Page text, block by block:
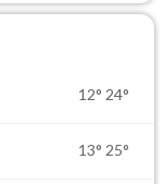
12° 24°
13° 25°